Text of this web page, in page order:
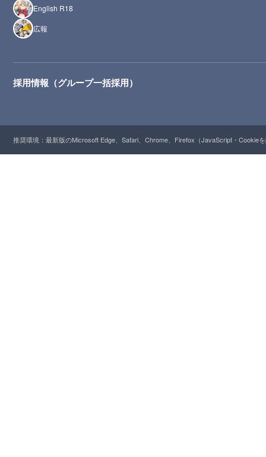
English R18
広報
採用情報（グループ一括採用）
推奨環境：最新版のMicrosoft Edge、Safari、Chrome、Firefox（JavaScript・Cookie